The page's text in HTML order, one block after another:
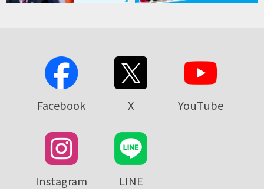
Facebook X YouTube
Instagram LINE